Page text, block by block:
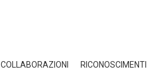
COLLABORAZIONI RICONOSCIMENTI